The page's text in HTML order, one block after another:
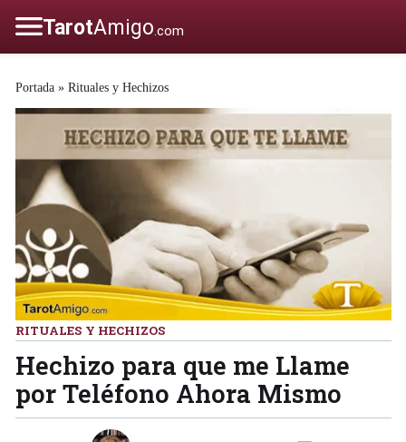
Portada » Rituales y Hechizos
RITUALES Y HECHIZOS
Hechizo para que me Llame
por Teléfono Ahora Mismo